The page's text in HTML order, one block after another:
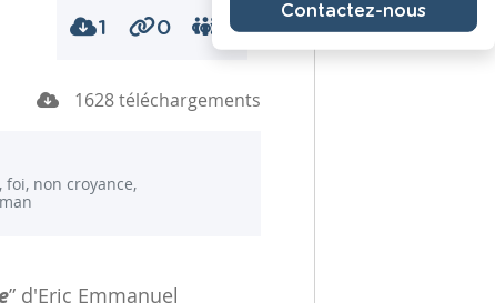
1 0 0
1628 téléchargements
foi, non croyance,
” d'Eric Emmanuel
Contactez-nous